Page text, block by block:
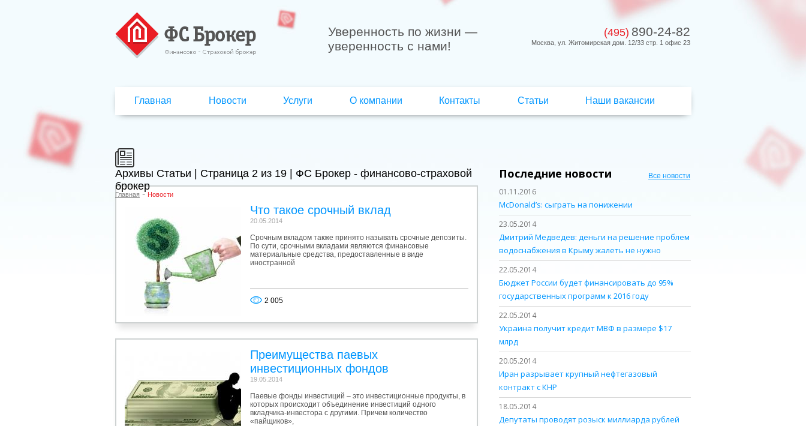
Уверенность по жизни —
уверенность с нами!
(495) 890-24-82
Москва, ул. Житомирская дом. 12/33 стр. 1 офис 23
Главная Новости Услуги О компании Контакты Статьи Наши вакансии
Архивы Статьи | Страница 2 из 19 | ФС Брокер - финансово-страховой
брокер
Главная - Новости
Что такое срочный вклад
20.05.2014
Срочным вкладом также принято называть срочные депозиты.
По сути, срочными вкладами являются финансовые
материальные средства, предоставленные в виде
иностранной
2 005
Преимущества паевых
инвестиционных фондов
19.05.2014
Паевые фонды инвестиций – это инвестиционные продукты, в
которых происходит объединение инвестиций одного
вкладчика-инвестора с другими. Причем количество
«пайщиков»,
Последние новости Все новости
01.11.2016
McDonald’s: сыграть на понижении
23.05.2014
Дмитрий Медведев: деньги на решение проблем
водоснабжения в Крыму жалеть не нужно
22.05.2014
Бюджет России будет финансировать до 95%
государственных программ к 2016 году
22.05.2014
Украина получит кредит МВФ в размере $17
млрд
20.05.2014
Иран разрывает крупный нефтегазовый
контракт с КНР
18.05.2014
Депутаты проводят розыск миллиарда рублей